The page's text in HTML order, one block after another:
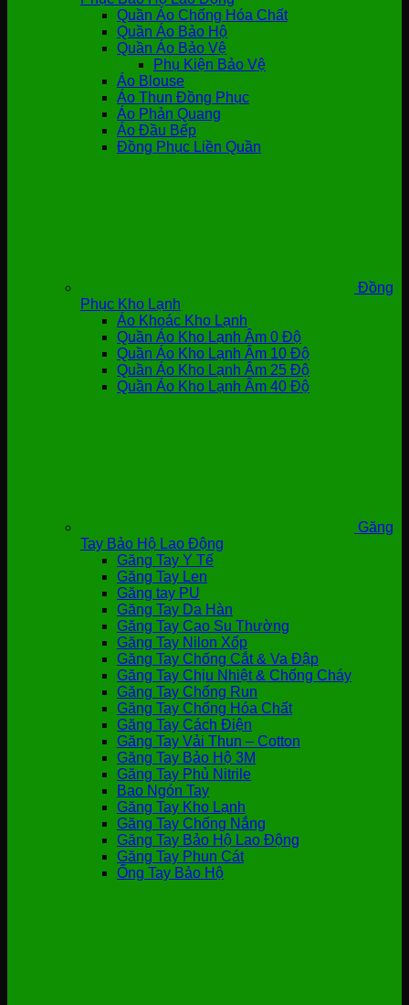
Quần Áo Chống Hóa Chất
Quần Áo Bảo Hộ
Quần Áo Bảo Vệ
Phụ Kiện Bảo Vệ
Áo Blouse
Áo Thun Đồng Phục
Áo Phản Quang
Áo Đầu Bếp
Đồng Phục Liền Quần
Đồng
Phục Kho Lạnh
Áo Khoác Kho Lạnh
Quần Áo Kho Lạnh Âm 0 Độ
Quần Áo Kho Lạnh Âm 10 Độ
Quần Áo Kho Lạnh Âm 25 Độ
Quần Áo Kho Lạnh Âm 40 Độ
Găng
Tay Bảo Hộ Lao Động
Găng Tay Y Tế
Găng Tay Len
Găng tay PU
Găng Tay Da Hàn
Găng Tay Cao Su Thường
Găng Tay Nilon Xốp
Găng Tay Chống Cắt & Va Đập
Găng Tay Chịu Nhiệt & Chống Cháy
Găng Tay Chống Run
Găng Tay Chống Hóa Chất
Găng Tay Cách Điện
Găng Tay Vải Thun – Cotton
Găng Tay Bảo Hộ 3M
Găng Tay Phủ Nitrile
Bao Ngón Tay
Găng Tay Kho Lạnh
Găng Tay Chống Nắng
Găng Tay Bảo Hộ Lao Động
Găng Tay Phun Cát
Ống Tay Bảo Hộ